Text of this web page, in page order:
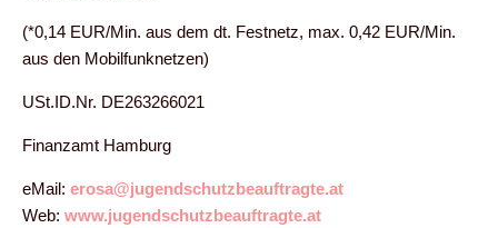
(*0,14 EUR/Min. aus dem dt. Festnetz, max. 0,42 EUR/Min.
aus den Mobilfunknetzen)
USt.ID.Nr. DE263266021
Finanzamt Hamburg
eMail: erosa@jugendschutzbeauftragte.at
Web: www.jugendschutzbeauftragte.at